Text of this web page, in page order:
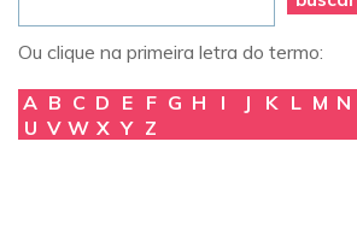
Ou clique na primeira letra do termo:
A B C D E F G H I J K L M N
U V W X Y Z